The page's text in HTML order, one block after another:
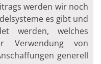
werden wir noch
es gibt und
werden, welches
Verwendung von
generell